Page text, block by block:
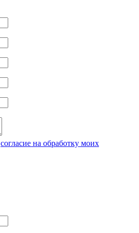
согласие на обработку моих